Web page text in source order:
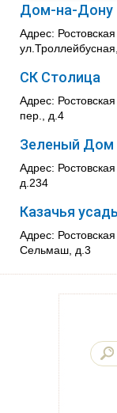
Дом-на-Дону
Адрес:
СК Столица
Адрес:
пер., д.4
Зеленый Дом
Адрес:
д.234
Казачья
Адрес:
Сельмаш, д.3